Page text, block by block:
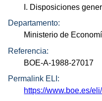
I. Disposiciones
Departamento:
Ministerio de
Referencia:
BOE-A-1988-27017
Permalink ELI:
https://www.boe.es/